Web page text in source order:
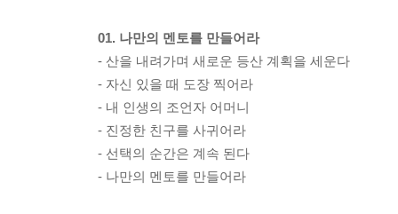
01. 나만의 멘토를 만들어라
- 산을 내려가며 새로운 등산 계획을 세운다
- 자신 있을 때 도장 찍어라
- 내 인생의 조언자 어머니
- 진정한 친구를 사귀어라
- 선택의 순간은 계속 된다
- 나만의 멘토를 만들어라